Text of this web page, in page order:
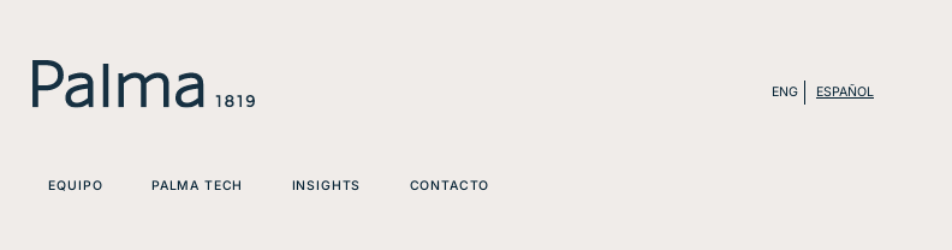
ENG ESPAÑOL
EQUIPO PALMA TECH INSIGHTS CONTACTO